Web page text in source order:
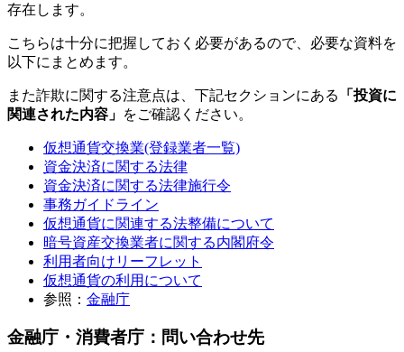
存在します。
こちらは十分に把握しておく必要があるので、必要な資料を
以下にまとめます。
また詐欺に関する注意点は、下記セクションにある
「投資に
関連された内容」 をご確認ください。
仮想通貨交換業(登録業者一覧)
資金決済に関する法律
資金決済に関する法律施行令
事務ガイドライン
仮想通貨に関連する法整備について
暗号資産交換業者に関する内閣府令
利用者向けリーフレット
仮想通貨の利用について
参照： 金融庁
金融庁・消費者庁：問い合わせ先